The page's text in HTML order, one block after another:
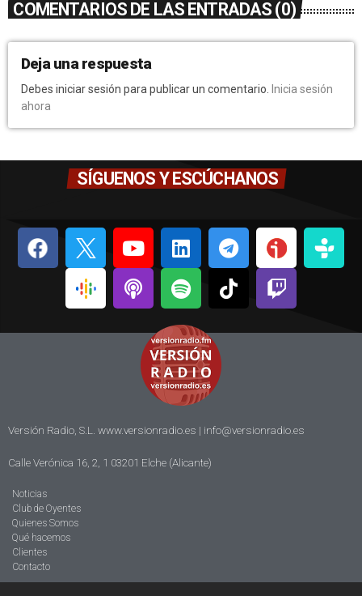
COMENTARIOS DE LAS ENTRADAS (0)
Deja una respuesta
Debes iniciar sesión para publicar un comentario.
Inicia sesión
ahora
SÍGUENOS Y ESCÚCHANOS
Versión Radio, S.L. www.versionradio.es | info@versionradio.es
Calle Verónica 16, 2, 1 03201 Elche (Alicante)
Noticias
Club de Oyentes
Quienes Somos
Qué hacemos
Clientes
Contacto